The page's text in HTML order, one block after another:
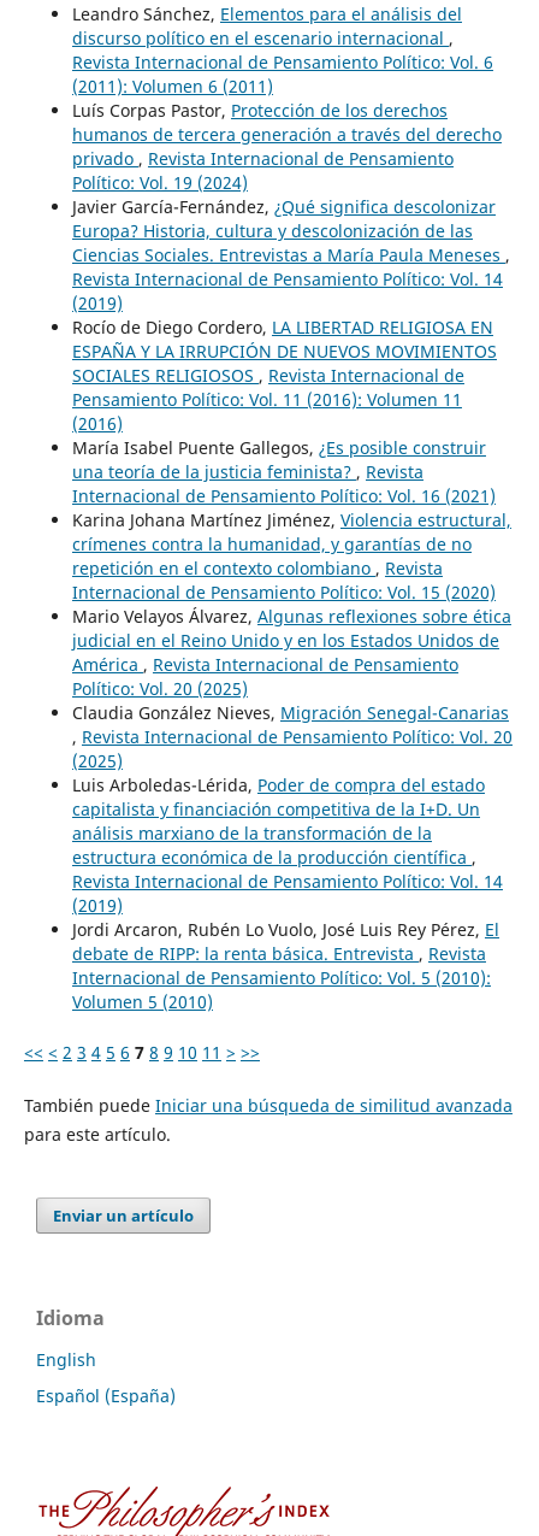
Leandro Sánchez, Elementos para el análisis del
discurso político en el escenario internacional ,
Revista Internacional de Pensamiento Político: Vol. 6
(2011): Volumen 6 (2011)
Luís Corpas Pastor, Protección de los derechos
humanos de tercera generación a través del derecho
privado , Revista Internacional de Pensamiento
Político: Vol. 19 (2024)
Javier García-Fernández, ¿Qué significa descolonizar
Europa? Historia, cultura y descolonización de las
Ciencias Sociales. Entrevistas a María Paula Meneses ,
Revista Internacional de Pensamiento Político: Vol. 14
(2019)
Rocío de Diego Cordero, LA LIBERTAD RELIGIOSA EN
ESPAÑA Y LA IRRUPCIÓN DE NUEVOS MOVIMIENTOS
SOCIALES RELIGIOSOS , Revista Internacional de
Pensamiento Político: Vol. 11 (2016): Volumen 11
(2016)
María Isabel Puente Gallegos, ¿Es posible construir
una teoría de la justicia feminista? , Revista
Internacional de Pensamiento Político: Vol. 16 (2021)
Karina Johana Martínez Jiménez, Violencia estructural,
crímenes contra la humanidad, y garantías de no
repetición en el contexto colombiano , Revista
Internacional de Pensamiento Político: Vol. 15 (2020)
Mario Velayos Álvarez, Algunas reflexiones sobre ética
judicial en el Reino Unido y en los Estados Unidos de
América , Revista Internacional de Pensamiento
Político: Vol. 20 (2025)
Claudia González Nieves, Migración Senegal-Canarias
, Revista Internacional de Pensamiento Político: Vol. 20
(2025)
Luis Arboledas-Lérida, Poder de compra del estado
capitalista y financiación competitiva de la I+D. Un
análisis marxiano de la transformación de la
estructura económica de la producción científica ,
Revista Internacional de Pensamiento Político: Vol. 14
(2019)
Jordi Arcaron, Rubén Lo Vuolo, José Luis Rey Pérez, El
debate de RIPP: la renta básica. Entrevista , Revista
Internacional de Pensamiento Político: Vol. 5 (2010):
Volumen 5 (2010)
<< < 2 3 4 5 6 7 8 9 10 11 > >>
También puede Iniciar una búsqueda de similitud avanzada
para este artículo.
Enviar un artículo
Idioma
English
Español (España)